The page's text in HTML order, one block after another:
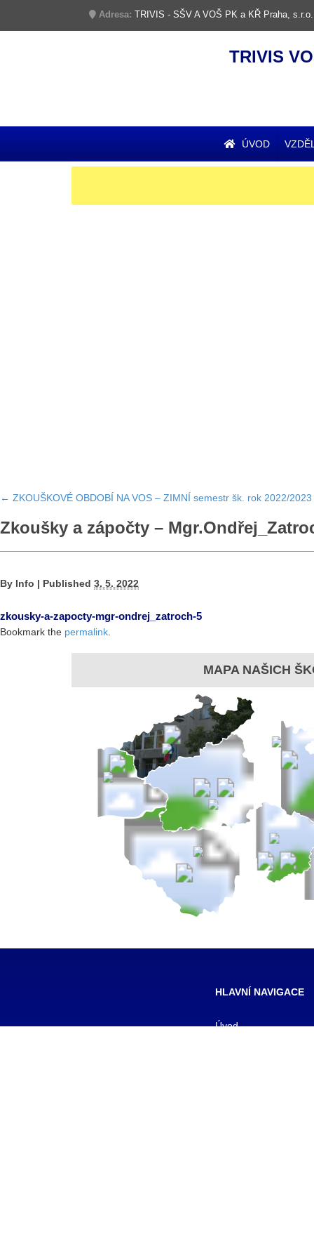
Adresa: TRIVIS - SŠV A VOŠ PK a KŘ Praha,
TRIVIS
ÚVOD
← ZKOUŠKOVÉ OBDOBÍ NA VOS – ZIMNÍ semestr šk. rok 2022/2023
Zkoušky a zápočty –
By Info | Published 3. 5. 2022
zkousky-a-zapocty-mgr-ondrej_zatroch-5
Bookmark the permalink
MAPA NAŠICH
HLAVNÍ NAVIGACE
Úvod